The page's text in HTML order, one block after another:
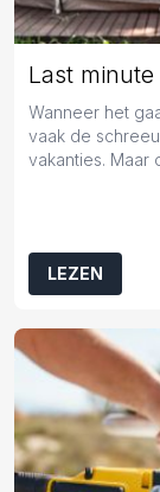
Wanneer het
vaak de
vakanties. Maar
LEZEN